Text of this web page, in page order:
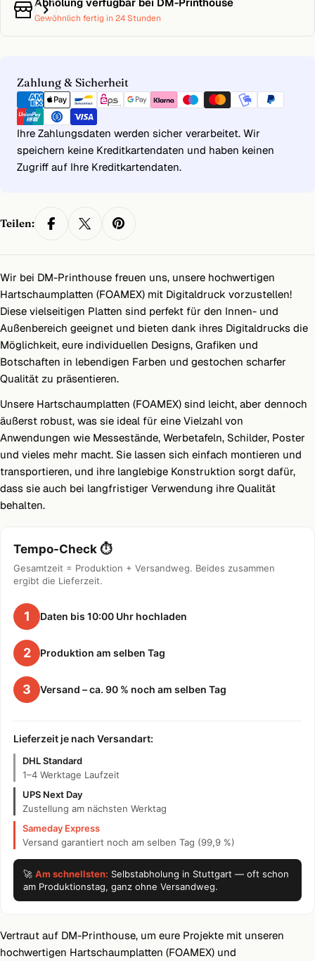
Gewöhnlich fertig in 24 Stunden
Zahlung & Sicherheit
Zahlungsmethoden
Ihre Zahlungsdaten werden sicher verarbeitet. Wir
speichern keine Kreditkartendaten und haben keinen
Zugriff auf Ihre Kreditkartendaten.
Teilen:
Wir bei DM-Printhouse freuen uns, unsere hochwertigen
Hartschaumplatten (FOAMEX) mit Digitaldruck vorzustellen!
Diese vielseitigen Platten sind perfekt für den Innen- und
Außenbereich geeignet und bieten dank ihres Digitaldrucks die
Möglichkeit, eure individuellen Designs, Grafiken und
Botschaften in lebendigen Farben und gestochen scharfer
Qualität zu präsentieren.
Unsere Hartschaumplatten (FOAMEX) sind leicht, aber dennoch
äußerst robust, was sie ideal für eine Vielzahl von
Anwendungen wie Messestände, Werbetafeln, Schilder, Poster
und vieles mehr macht. Sie lassen sich einfach montieren und
transportieren, und ihre langlebige Konstruktion sorgt dafür,
dass sie auch bei langfristiger Verwendung ihre Qualität
behalten.
Tempo-Check ⏱️
Gesamtzeit = Produktion + Versandweg. Beides zusammen
ergibt die Lieferzeit.
1 Daten bis 10:00 Uhr hochladen
2 Produktion am selben Tag
3 Versand – ca. 90 % noch am selben Tag
Lieferzeit je nach Versandart:
DHL Standard
1–4 Werktage Laufzeit
UPS Next Day
Zustellung am nächsten Werktag
Sameday Express
Versand garantiert noch am selben Tag (99,9 %)
🚀 Am schnellsten: Selbstabholung in Stuttgart — oft schon
am Produktionstag, ganz ohne Versandweg.
Vertraut auf DM-Printhouse, um eure Projekte mit unseren
hochwertigen Hartschaumplatten (FOAMEX) und